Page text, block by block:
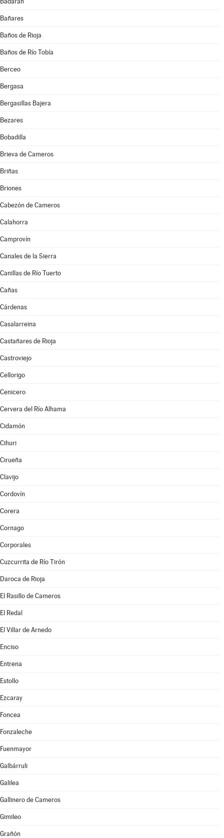
Bañares
Baños de Rioja
Baños de Río Tobía
Berceo
Bergasa
Bergasillas Bajera
Bezares
Bobadilla
Brieva de Cameros
Briñas
Briones
Cabezón de Cameros
Calahorra
Camprovín
Canales de la Sierra
Canillas de Río Tuerto
Cañas
Cárdenas
Casalarreina
Castañares de Rioja
Castroviejo
Cellorigo
Cenicero
Cervera del Río Alhama
Cidamón
Cihuri
Cirueña
Clavijo
Cordovín
Corera
Cornago
Corporales
Cuzcurrita de Río Tirón
Daroca de Rioja
El Rasillo de Cameros
El Redal
El Villar de Arnedo
Enciso
Entrena
Estollo
Ezcaray
Foncea
Fonzaleche
Fuenmayor
Galbárruli
Galilea
Gallinero de Cameros
Gimileo
Grañón